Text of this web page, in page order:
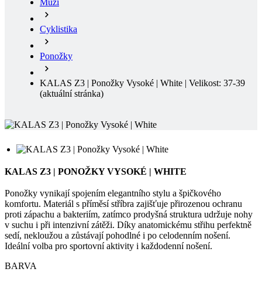
Ponožky
KALAS Z3 | Ponožky Vysoké | White | Velikost: 37-39
(aktuální stránka)
KALAS Z3 | PONOŽKY VYSOKÉ | WHITE
Ponožky vynikají spojením elegantního stylu a špičkového
komfortu. Materiál s příměsí stříbra zajišťuje přirozenou ochranu
proti zápachu a bakteriím, zatímco prodyšná struktura udržuje nohy
v suchu i při intenzivní zátěži. Díky anatomickému střihu perfektně
Ideální volba pro sportovní aktivity i každodenní nošení.
BARVA